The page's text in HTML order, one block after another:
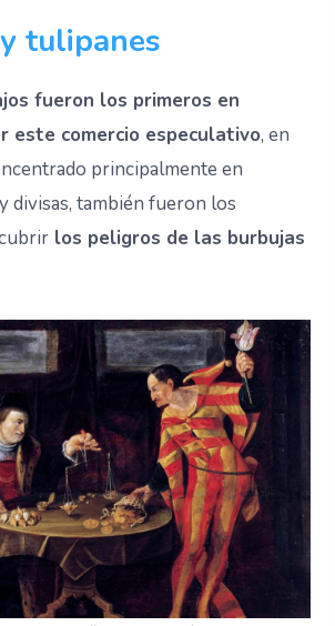
tulipanes
fueron los primeros en
este comercio especulativo, en
principalmente en
divisas, también fueron los
los peligros de las burbujas